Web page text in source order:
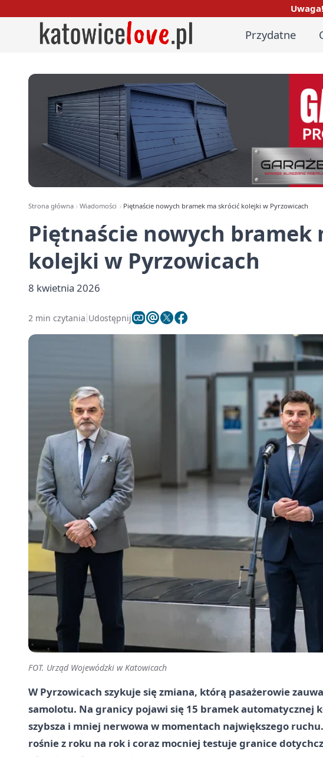
Przydatne
Strona główna Wiadomości Piętnaście nowych bramek ma skrócić kolejki w Pyrzowicach
Piętnaście nowych bramek
kolejki w Pyrzowicach
8 kwietnia 2026
2 min czytania Udostępnij
FOT. Urząd Wojewódzki w Katowicach
W Pyrzowicach szykuje się zmiana, którą pasażerowie
samolotu. Na granicy pojawi się 15 bramek automatycznej
szybsza i mniej nerwowa w momentach największego
rośnie z roku na rok i coraz mocniej testuje granice